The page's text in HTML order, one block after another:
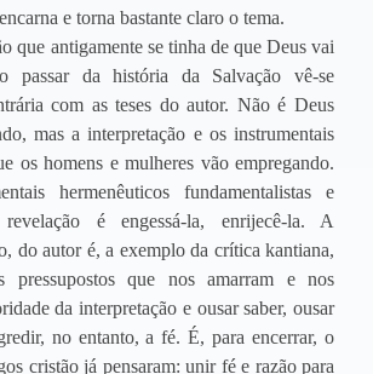
e torna bastante claro o tema.
que antigamente se tinha de que Deus vai
passar da história da Salvação vê-se
com as teses do autor. Não é Deus
mas a interpretação e os instrumentais
os homens e mulheres vão empregando.
hermenêuticos fundamentalistas e
é engessá-la, enrijecê-la. A
do autor é, a exemplo da crítica kantiana,
pressupostos que nos amarram e nos
da interpretação e ousar saber, ousar
no entanto, a fé. É, para encerrar, o
cristão já pensaram: unir fé e razão para